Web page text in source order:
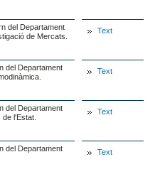
del Departament
de Mercats.
Text
del Departament
Text
del Departament
de l'Estat.
Text
del Departament
Text